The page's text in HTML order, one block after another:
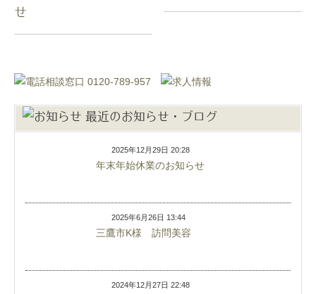
せ
最近のお知らせ・ブログ
2025年12月29日 20:28
年末年始休業のお知らせ
2025年6月26日 13:44
三鷹市K様 訪問美容
2024年12月27日 22:48